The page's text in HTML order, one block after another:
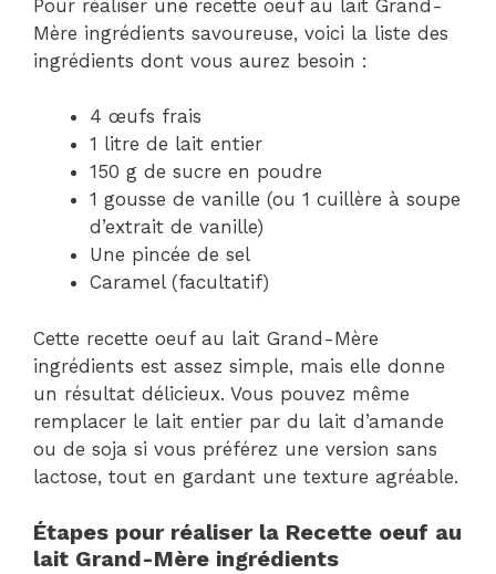
Pour réaliser une recette oeuf au lait Grand-
Mère ingrédients savoureuse, voici la liste des
ingrédients dont vous aurez besoin :
4 œufs frais
1 litre de lait entier
150 g de sucre en poudre
1 gousse de vanille (ou 1 cuillère à soupe
d’extrait de vanille)
Une pincée de sel
Caramel (facultatif)
Cette recette oeuf au lait Grand-Mère
ingrédients est assez simple, mais elle donne
un résultat délicieux. Vous pouvez même
remplacer le lait entier par du lait d’amande
ou de soja si vous préférez une version sans
lactose, tout en gardant une texture agréable.
Étapes pour réaliser la Recette oeuf au
lait Grand-Mère ingrédients